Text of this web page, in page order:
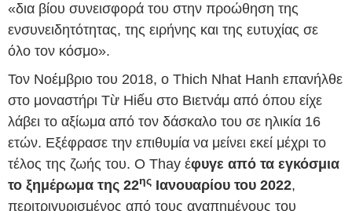
«δια βίου συνεισφορά του στην προώθηση της
ενσυνειδητότητας, της ειρήνης και της ευτυχίας σε
όλο τον κόσμο».
Τον Νοέμβριο του 2018, ο Thich Nhat Hanh επανήλθε
στο μοναστήρι Từ Hiếu στο Βιετνάμ από όπου είχε
λάβει το αξίωμα από τον δάσκαλο του σε ηλικία 16
ετών. Εξέφρασε την επιθυμία να μείνει εκεί μέχρι το
τέλος της ζωής του. Ο Thay έφυγε από τα εγκόσμια
το ξημέρωμα της 22ης Ιανουαρίου του 2022,
περιτριγυρισμένος από τους αγαπημένους του